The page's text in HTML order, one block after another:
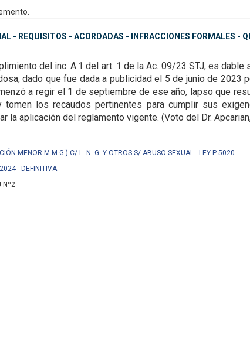
- REQUISITOS - ACORDADAS - INFRACCIONES FORMALES -
del inc. A.1 del art. 1 de la Ac. 09/23 STJ, es dable
dado que fue dada a publicidad el 5 de junio de 2023
a regir el 1 de septiembre de ese año, lapsoque
tomen losrecaudos pertinentes para cumplir sus
la aplicación del reglamento vigente. (Voto del Dr.
MENOR M.M.G.) C/ L. N. G. Y OTROS S/ ABUSO SEXUAL - LEY P 5020
- DEFINITIVA
Nº2